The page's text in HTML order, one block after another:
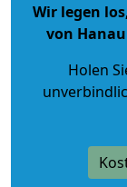
Wir legen
von
Holen